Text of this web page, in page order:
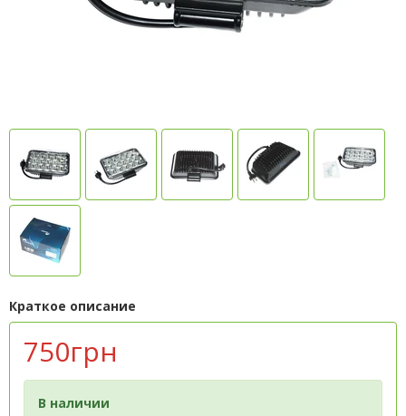
Краткое описание
750грн
В наличии